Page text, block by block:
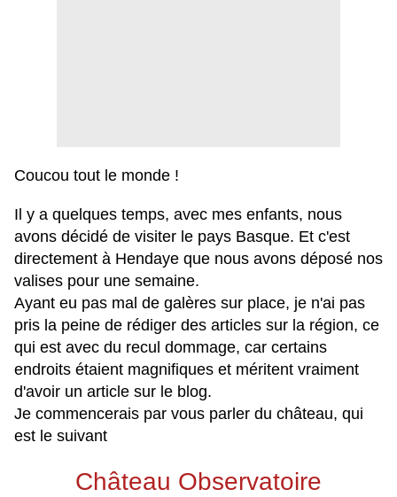
Coucou tout le monde !
Il y a quelques temps, avec mes enfants, nous
avons décidé de visiter le pays Basque. Et c'est
directement à Hendaye que nous avons déposé nos
valises pour une semaine.
Ayant eu pas mal de galères sur place, je n'ai pas
pris la peine de rédiger des articles sur la région, ce
qui est avec du recul dommage, car certains
endroits étaient magnifiques et méritent vraiment
d'avoir un article sur le blog.
Je commencerais par vous parler du château, qui
est le suivant
Château Observatoire